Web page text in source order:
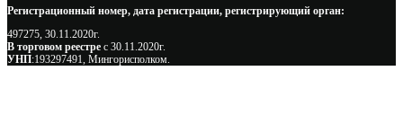
Регистрационный номер, дата регистрации, регистрирующий орган:
497275, 30.11.2020г.
В торговом реестре с 30.11.2020г.
УНП:193297491, Мингорисполком.